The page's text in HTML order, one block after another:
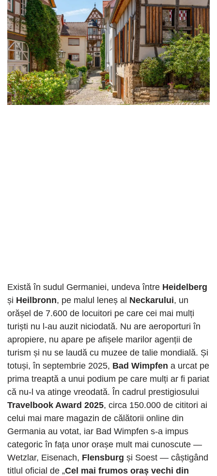
Există în sudul Germaniei, undeva între Heidelberg
și Heilbronn, pe malul leneș al Neckarului, un
orășel de 7.600 de locuitori pe care cei mai mulți
turiști nu l-au auzit niciodată. Nu are aeroporturi în
apropiere, nu apare pe afișele marilor agenții de
turism și nu se laudă cu muzee de talie mondială. Și
totuși, în septembrie 2025, Bad Wimpfen a urcat pe
prima treaptă a unui podium pe care mulți ar fi pariat
că nu-l va atinge vreodată. În cadrul prestigiosului
Travelbook Award 2025, circa 150.000 de cititori ai
celui mai mare magazin de călătorii online din
Germania au votat, iar Bad Wimpfen s-a impus
categoric în fața unor orașe mult mai cunoscute —
Wetzlar, Eisenach, Flensburg și Soest — câștigând
titlul oficial de „Cel mai frumos oraș vechi din